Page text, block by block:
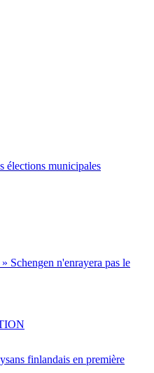
élections municipales
Schengen n'enrayera pas le
finlandais en première